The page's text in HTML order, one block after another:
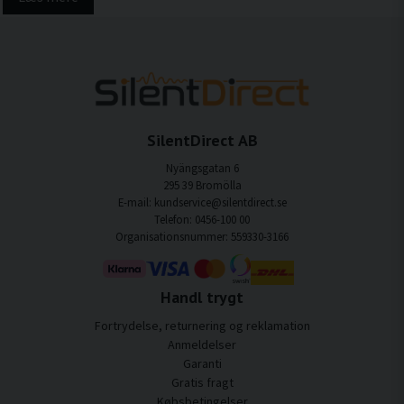
SilentDirect AB
Nyängsgatan 6
295 39 Bromölla
E-mail: kundservice@silentdirect.se
Telefon: 0456-100 00
Organisationsnummer: 559330-3166
Handl trygt
Fortrydelse, returnering og reklamation
Anmeldelser
Garanti
Gratis fragt